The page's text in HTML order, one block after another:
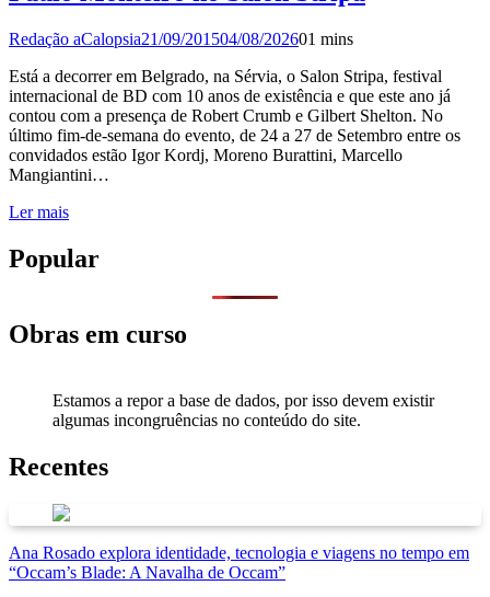
Redação aCalopsia21/09/201504/08/202601 mins
Está a decorrer em Belgrado, na Sérvia, o Salon Stripa, festival
internacional de BD com 10 anos de existência e que este ano já
contou com a presença de Robert Crumb e Gilbert Shelton. No
último fim-de-semana do evento, de 24 a 27 de Setembro entre os
convidados estão Igor Kordj, Moreno Burattini, Marcello
Mangiantini…
Ler mais
Popular
Obras em curso
Estamos a repor a base de dados, por isso devem existir
algumas incongruências no conteúdo do site.
Recentes
Ana Rosado explora identidade, tecnologia e viagens no tempo em
“Occam’s Blade: A Navalha de Occam”